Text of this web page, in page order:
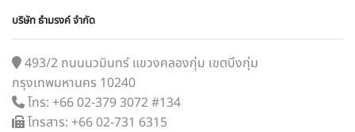
บริษัท ธำมรงค์ จำกัด
493/2 ถนนนวมินทร์ แขวงคลองกุ่ม เขตบึงกุ่ม
กรุงเทพมหานคร 10240
โทร: +66 02-379 3072 #134
โทรสาร: +66 02-731 6315